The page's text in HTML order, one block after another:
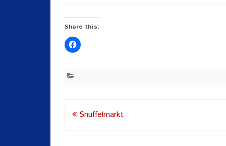
Share this:
PostSnuffelmarkt